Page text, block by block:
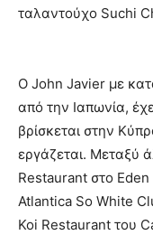
ταλαντούχο Suchi
Ο John Javier με
από την Ιαπωνία,
βρίσκεται στην
εργάζεται. Μεταξύ
Restaurant στο
Atlantica So White
Koi Restaurant του